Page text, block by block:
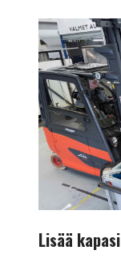
Lisää
kapasiteettia
akkutestaukseen
Lisää